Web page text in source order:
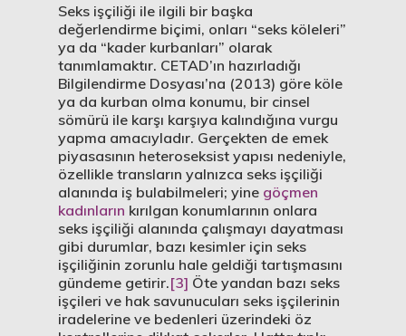
Seks işçiliği ile ilgili bir başka
değerlendirme biçimi, onları “seks köleleri”
ya da “kader kurbanları” olarak
tanımlamaktır. CETAD’ın hazırladığı
Bilgilendirme Dosyası’na (2013) göre köle
ya da kurban olma konumu, bir cinsel
sömürü ile karşı karşıya kalındığına vurgu
yapma amacıyladır. Gerçekten de emek
piyasasının heteroseksist yapısı nedeniyle,
özellikle transların yalnızca seks işçiliği
alanında iş bulabilmeleri; yine göçmen
kadınların kırılgan konumlarının onlara
seks işçiliği alanında çalışmayı dayatması
gibi durumlar, bazı kesimler için seks
işçiliğinin zorunlu hale geldiği tartışmasını
gündeme getirir.[3] Öte yandan bazı seks
işçileri ve hak savunucuları seks işçilerinin
iradelerine ve bedenleri üzerindeki öz